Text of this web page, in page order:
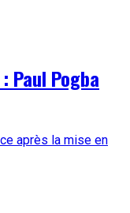
Paul Pogba